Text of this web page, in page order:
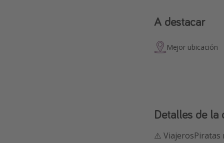
A destacar
Mejor ubicación
Detalles de la
⚠️ ViajerosPiratas